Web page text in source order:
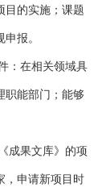
目的实施；课题
报。
在相关领域具
职能部门；能够
果文库》的项
，申请新项目时